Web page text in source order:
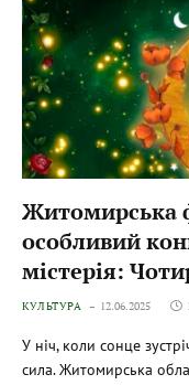
Житомирська
особливий
містерія:
КУЛЬТУРА 12.06.2025
У ніч, коли сонце
сила. Житомирська